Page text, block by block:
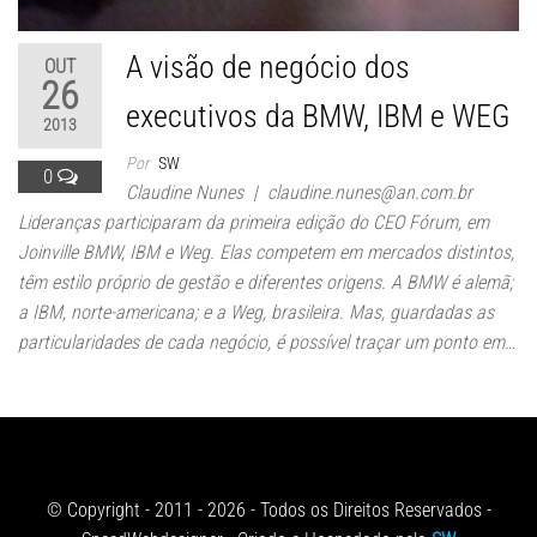
OUT
26
2013
0
A visão de negócio dos
executivos da BMW, IBM e WEG
Por SW
Claudine Nunes | claudine.nunes@an.com.br
Lideranças participaram da primeira edição do CEO Fórum, em
Joinville BMW, IBM e Weg. Elas competem em mercados distintos,
têm estilo próprio de gestão e diferentes origens. A BMW é alemã;
a IBM, norte-americana; e a Weg, brasileira. Mas, guardadas as
particularidades de cada negócio, é possível traçar um ponto em…
© Copyright - 2011 - 2026 - Todos os Direitos Reservados -